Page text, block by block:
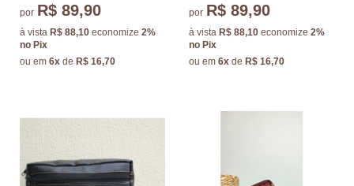
por R$ 89,90
à vista R$ 88,10 economize 2%
no Pix
ou em 6x de R$ 16,70
por R$ 89,90
à vista R$ 88,10 economize 2%
no Pix
ou em 6x de R$ 16,70